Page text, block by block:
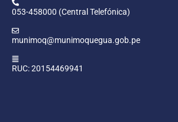
053-458000 (Central Telefónica)
munimoq@munimoquegua.gob.pe
RUC: 20154469941